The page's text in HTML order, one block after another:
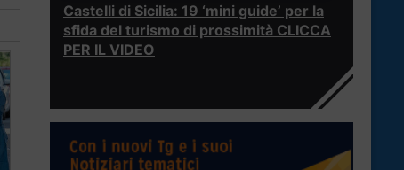
Castelli di Sicilia: 19 ‘mini guide’ per la
sfida del turismo di prossimità CLICCA
PER IL VIDEO